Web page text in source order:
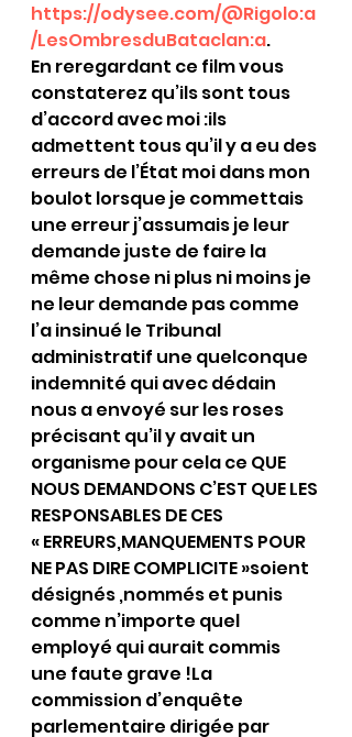
https://odysee.com/@Rigolo:a
/LesOmbresduBataclan:a.
En reregardant ce film vous
constaterez qu’ils sont tous
d’accord avec moi :ils
admettent tous qu’il y a eu des
erreurs de l’État moi dans mon
boulot lorsque je commettais
une erreur j’assumais je leur
demande juste de faire la
même chose ni plus ni moins je
ne leur demande pas comme
l’a insinué le Tribunal
administratif une quelconque
indemnité qui avec dédain
nous a envoyé sur les roses
précisant qu’il y avait un
organisme pour cela ce QUE
NOUS DEMANDONS C’EST QUE LES
RESPONSABLES DE CES
« ERREURS,MANQUEMENTS POUR
NE PAS DIRE COMPLICITE »soient
désignés ,nommés et punis
comme n’importe quel
employé qui aurait commis
une faute grave !La
commission d’enquête
parlementaire dirigée par